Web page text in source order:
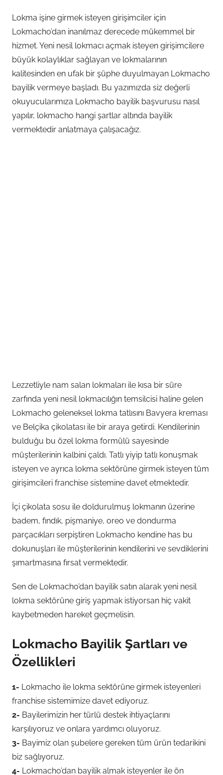
Lokma işine girmek isteyen girişimciler için
Lokmacho’dan inanılmaz derecede mükemmel bir
hizmet. Yeni nesil lokmacı açmak isteyen girişimcilere
büyük kolaylıklar sağlayan ve lokmalarının
kalitesinden en ufak bir şüphe duyulmayan Lokmacho
bayilik vermeye başladı. Bu yazımızda siz değerli
okuyucularımıza Lokmacho bayilik başvurusu nasıl
yapılır, lokmacho hangi şartlar altında bayilik
vermektedir anlatmaya çalışacağız.
Lezzetliyle nam salan lokmaları ile kısa bir süre
zarfında yeni nesil lokmacılığın temsilcisi haline gelen
Lokmacho geleneksel lokma tatlısını Bavyera kreması
ve Belçika çikolatası ile bir araya getirdi. Kendilerinin
bulduğu bu özel lokma formülü sayesinde
müşterilerinin kalbini çaldı. Tatlı yiyip tatlı konuşmak
isteyen ve ayrıca lokma sektörüne girmek isteyen tüm
girişimcileri franchise sistemine davet etmektedir.
İçi çikolata sosu ile doldurulmuş lokmanın üzerine
badem, fındık, pişmaniye, oreo ve dondurma
parçacıkları serpiştiren Lokmacho kendine has bu
dokunuşları ile müşterilerinin kendilerini ve sevdiklerini
şımartmasına fırsat vermektedir.
Sen de Lokmacho’dan bayilik satın alarak yeni nesil
lokma sektörüne giriş yapmak istiyorsan hiç vakit
kaybetmeden hareket geçmelisin.
Lokmacho Bayilik Şartları ve
Özellikleri
1- Lokmacho ile lokma sektörüne girmek isteyenleri
franchise sistemimize davet ediyoruz.
2- Bayilerimizin her türlü destek ihtiyaçlarını
karşılıyoruz ve onlara yardımcı oluyoruz.
3- Bayimiz olan şubelere gereken tüm ürün tedarikini
biz sağlıyoruz.
4- Lokmacho’dan bayilik almak isteyenler ile ön